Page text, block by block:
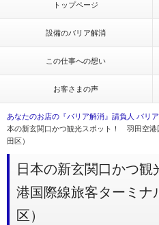
トップページ
設備のバリア解消
この仕事への想い
お客さまの声
あなたのお店の『バリア解消』請負人 バリ
本の新玄関口かつ観光スポット！ 羽田空港
田区）
日本の新玄関口かつ
港国際線旅客ターミナ
区）